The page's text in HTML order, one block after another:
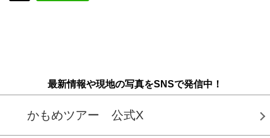
最新情報や現地の写真をSNSで発信中！
かもめツアー 公式X